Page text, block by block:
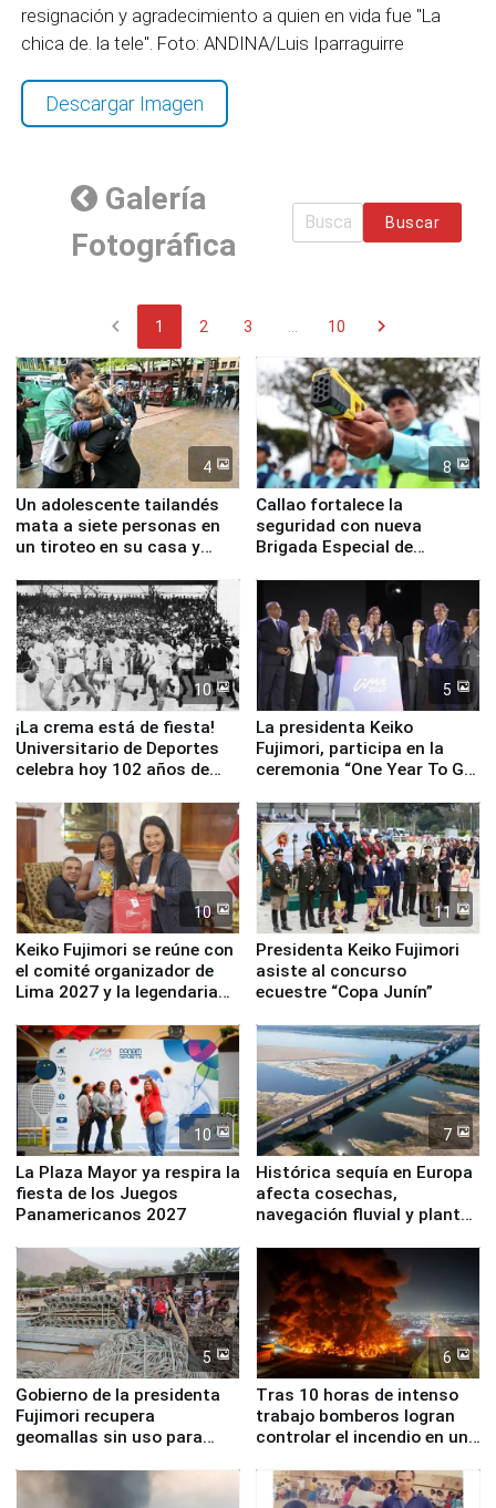
resignación y agradecimiento a quien en vida fue "La
chica de. la tele". Foto: ANDINA/Luis Iparraguirre
Descargar Imagen
Galería
Fotográfica
Buscar
chevron_left 1 2 3 10 chevron_right
4
Un adolescente tailandés
mata a siete personas en
un tiroteo en su casa y
8
Callao fortalece la
seguridad con nueva
Brigada Especial de
equipamiento para
Serenazgo
10
¡La crema está de fiesta!
Universitario de Deportes
celebra hoy 102 años de
5
La presidenta Keiko
Fujimori, participa en la
ceremonia “One Year To Go
10
Keiko Fujimori se reúne con
el comité organizador de
Lima 2027 y la legendaria
11
Presidenta Keiko Fujimori
asiste al concurso
ecuestre “Copa Junín”
10
La Plaza Mayor ya respira la
fiesta de los Juegos
Panamericanos 2027
7
Histórica sequía en Europa
afecta cosechas,
navegación fluvial y plantas
5
Gobierno de la presidenta
Fujimori recupera
geomallas sin uso para
Fenómeno El Niño
6
Tras 10 horas de intenso
trabajo bomberos logran
controlar el incendio en una
de Chile